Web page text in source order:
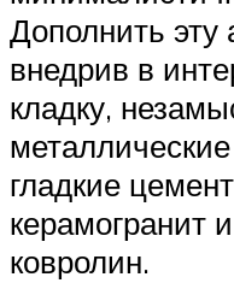
Дополнить
внедрив в
кладку,
гладкие
керамогранит
ковролин.